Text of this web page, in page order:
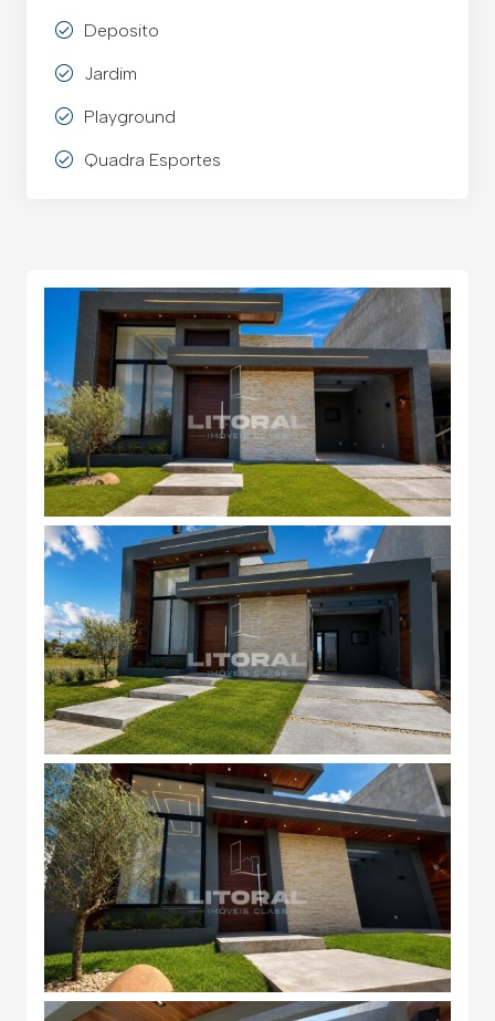
Deposito
Jardim
Playground
Quadra Esportes